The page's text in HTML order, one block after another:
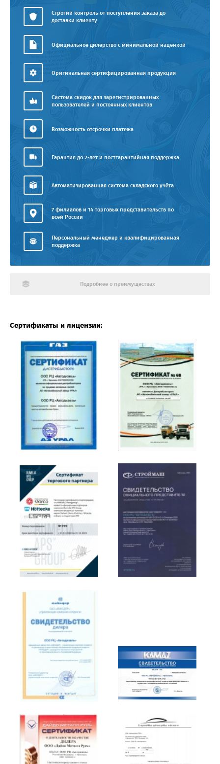
Строгий контроль от поступления заказа до
доставки клиенту
Официальное дилерство с минимальной наценкой
Оригинальная сертифицированная продукция
Система скидок для зарегистрированных
пользователей и постоянных клиентов
Возможность отсрочки платежа
Гарантия до 2-лет и постгарантийная поддержка
Автоматизированная система складского учёта
7 филиалов и 14 торговых представительств по
всей России
Персональный менеджер и квалифицированная
поддержка
Подробнее о преимуществах
Сертификаты и лицензии: